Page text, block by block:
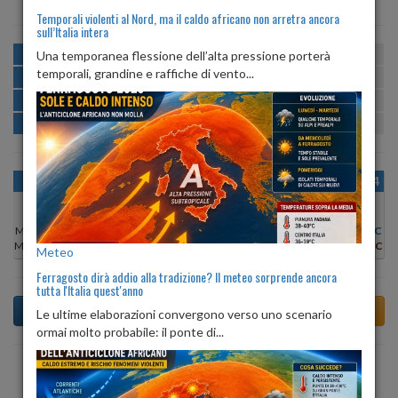
MATTINA min:24º max:28º U:
POMERIGGIO min:29º max:30º
SERA min:25º max:29º U:74% 83%
NOTTE min: 24º max:25º U:83%
OGGI
Min:
30°C
Max:30°C
DOM 09
Min:
Max:31°C
LUN 10
Min:30°C
Max:31°C
MAR 11
Min:
29°C
Max:30°C
MER 12
Max:31°C
GIO 13
Min:30°C
Max:31°C
VEN 14
29°C
Max:30°C
Previsioni del Tempo a Acireale tra 6 giorni
Temporali violenti al Nord, ma il caldo africano non arretra ancora
sull’Italia intera
Una temporanea flessione dell’alta pressione porterà
temporali, grandine e raffiche di vento...
Meteo
Ferragosto dirà addio alla tradizione? Il meteo sorprende ancora
tutta l'Italia quest'anno
Le ultime elaborazioni convergono verso uno scenario
ormai molto probabile: il ponte di...